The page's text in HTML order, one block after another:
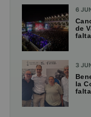
6
de
3
la